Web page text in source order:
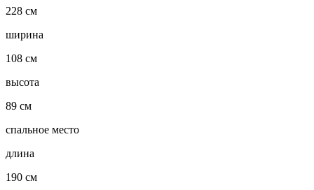
228 см
ширина
108 см
высота
89 см
спальное место
длина
190 см